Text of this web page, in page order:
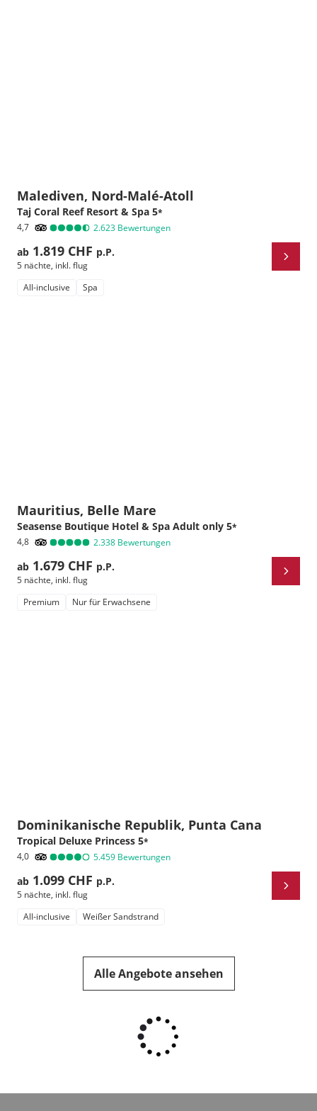
Malediven, Nord-Malé-Atoll
Taj Coral Reef Resort & Spa 5*
4,7 2.623 Bewertungen
ab 1.819 CHF p.P.
5 nächte, inkl. flug
All-inclusive
Spa
Mauritius, Belle Mare
Seasense Boutique Hotel & Spa Adult only 5*
4,8 2.338 Bewertungen
ab 1.679 CHF p.P.
5 nächte, inkl. flug
Premium
Nur für Erwachsene
Dominikanische Republik, Punta Cana
Tropical Deluxe Princess 5*
4,0 5.459 Bewertungen
ab 1.099 CHF p.P.
5 nächte, inkl. flug
All-inclusive
Weißer Sandstrand
Alle Angebote ansehen